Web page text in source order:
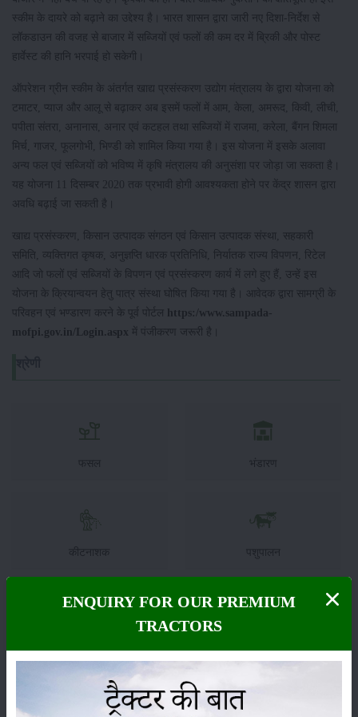
स्कीम के दायरे को बढ़ाने का उद्देश्य है। भारत शासन द्वारा जारी नए दिशा-निर्देश से
लॉकडाउन की वजह से बाजार में सब्जियों एवं फलों की कम दर में ब्रिकी और पोस्ट
हार्वेस्ट की हानि भरपाई हो सकेगी।
ऑपरेशन ग्रीन स्कीम के अंतर्गत खाद्य प्रसंस्करण उद्योग मंत्रालय के द्वारा योजना को
टमाटर, प्याज और आलू से बढ़ाकर अब इसमें फलों में आम, केला, अमरूद, किवी, लीची,
पपीता संतरा, अनानास, अनार एवं कटहल तथा सब्जियों में राजमा, करेला, बैंगन शिमला
मिर्च, गाजर, फूलगोभी, भिण्डी को शामिल किया गया है। इस योजना में इसके अलावा
अन्य फल एवं सब्जियों को भविष्य में कृषि मंत्रालय की अनुसंशा पर जोड़ा जा सकता है।
यह योजना 11 दिसम्बर 2020 तक प्रभावी होगी आवश्यकता होने पर केंद्र शासन द्वारा
अवधि बढ़ाई जा सकती है।
खाद्य प्रसंस्करण, किसान उत्पादक संगठन एवं किसान उत्पादक संस्था, सहकारी
समिति, व्यक्तिगत कृषक, अनुज्ञप्ति धारक प्रतिनिधि, निर्यातक राज्य विपणन, रिटेल
आदि जो फलों एवं सब्जियों के विपणन एवं प्रसंस्करण कार्य में लगे हुए हैं, उन्हें इस
योजना के क्रियान्वयन हेतु पात्र संस्था घोषित किया गया है। आवेदक द्वारा सामग्री के
परिवहन एवं भण्डारण करने के पूर्व पोर्टल https:/www.sampada-
mofpi.gov.in/Login.aspx में पंजीकरण जरूरी है।
फसल भंडारण
कीटनाशक पशुपालन
ENQUIRY FOR OUR PREMIUM
TRACTORS